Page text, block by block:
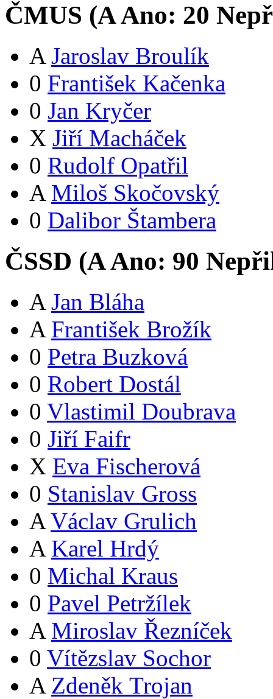
ČMUS (AAno: 20
A Jaroslav Broulík
0 František Kačenka
0 Jan Kryčer
X Jiří Macháček
0 Rudolf Opatřil
A Miloš Skočovský
0 Dalibor Štambera
ČSSD (AAno: 90
A Jan Bláha
A František Brožík
0 Petra Buzková
0 Robert Dostál
0 Vlastimil Doubrava
0 Jiří Faifr
X Eva Fischerová
0 Stanislav Gross
A Václav Grulich
A Karel Hrdý
0 Michal Kraus
0 Pavel Petržílek
A Miroslav Řezníček
0 Vítězslav Sochor
A Zdeněk Trojan